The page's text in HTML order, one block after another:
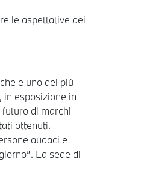
le aspettative dei
e uno dei più
in esposizione in
di marchi
ottenuti.
audaci e
La sede di